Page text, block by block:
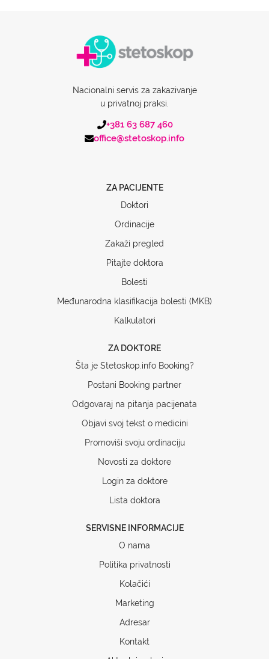
Nacionalni servis za zakazivanje
u privatnoj praksi.
+381 63 687 460
office@stetoskop.info
ZA PACIJENTE
Doktori
Ordinacije
Zakaži pregled
Pitajte doktora
Bolesti
Međunarodna klasifikacija bolesti (MKB)
Kalkulatori
ZA DOKTORE
Šta je Stetoskop.info Booking?
Postani Booking partner
Odgovaraj na pitanja pacijenata
Objavi svoj tekst o medicini
Promoviši svoju ordinaciju
Novosti za doktore
Login za doktore
Lista doktora
SERVISNE INFORMACIJE
O nama
Politika privatnosti
Kolačići
Marketing
Adresar
Kontakt